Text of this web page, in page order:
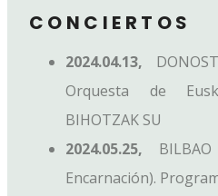
CONCIERTOS
2024.04.13,
Orquesta de
BIHOTZAK SU
2024.05.25,
Encarnación).